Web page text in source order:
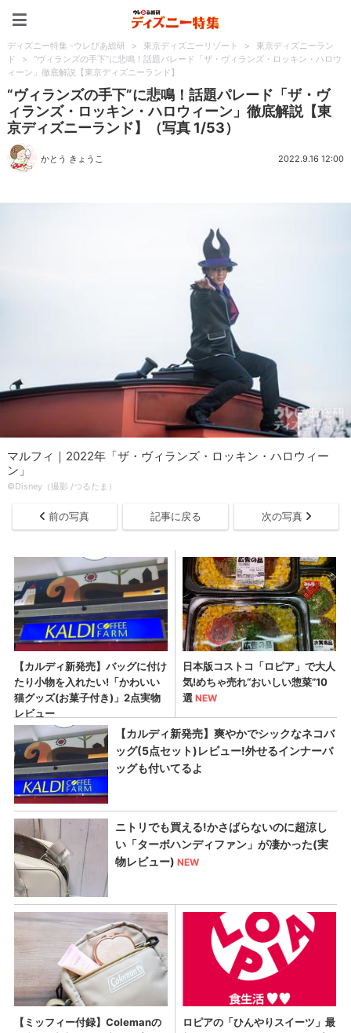
ディズニー特集 -ウレぴあ総研 > 東京ディズニーリゾート >
東京ディズニーラン
ド
>
“ヴィランズの手下”に悲鳴！話題パレード「ザ・ヴィランズ・ロッキン・ハロウ
ィーン」徹底解説【東京ディズニーランド】
“ヴィランズの手下”に悲鳴！話題パレード「ザ・ヴ
ィランズ・ロッキン・ハロウィーン」徹底解説【東
京ディズニーランド】（写真 1/53）
かとう きょうこ 2022.9.16 12:00
マルフィ｜2022年「ザ・ヴィランズ・ロッキン・ハロウィー
ン」
©Disney（撮影 /つるたま）
前の写真 記事に戻る 次の写真